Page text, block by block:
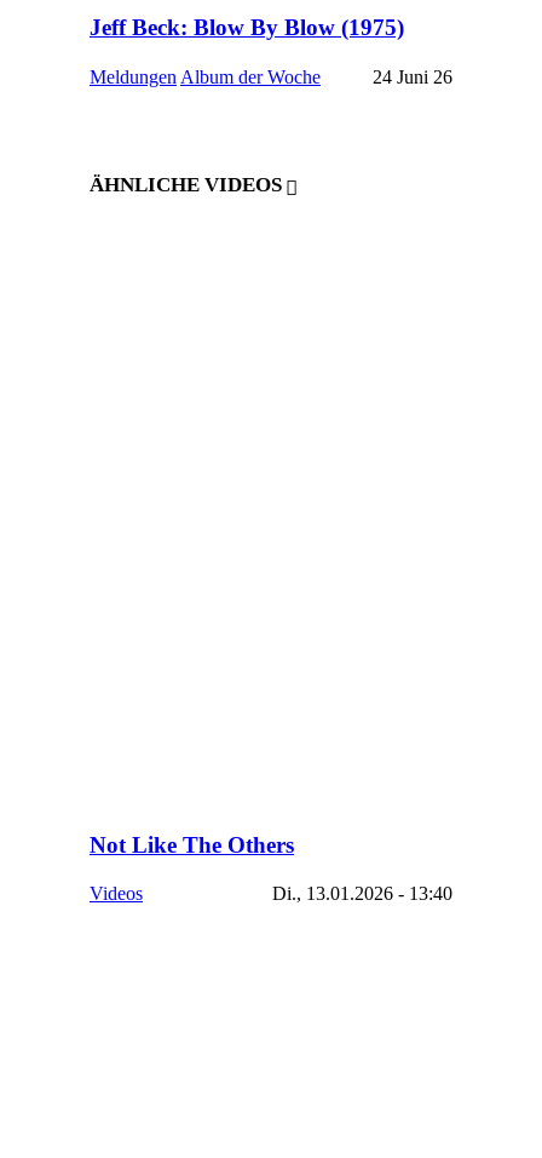
Jeff Beck: Blow By Blow (1975)
Meldungen Album der Woche 24 Juni 26
ÄHNLICHE VIDEOS
Not Like The Others
Videos Di., 13.01.2026 - 13:40